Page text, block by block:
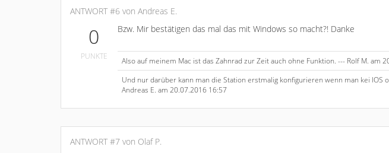
ANTWORT #6 von Andreas E.
0
PUNKTE
Bzw. Mir bestätigen das mal das mit Windows so macht?! Danke
Also auf meinem Mac ist das Zahnrad zur Zeit auch ohne Funktion. --- Rolf M. am
Und nur darüber kann man die Station erstmalig konfigurieren wenn man kei IOS
Andreas E. am 20.07.2016 16:57
ANTWORT #7 von Olaf P.